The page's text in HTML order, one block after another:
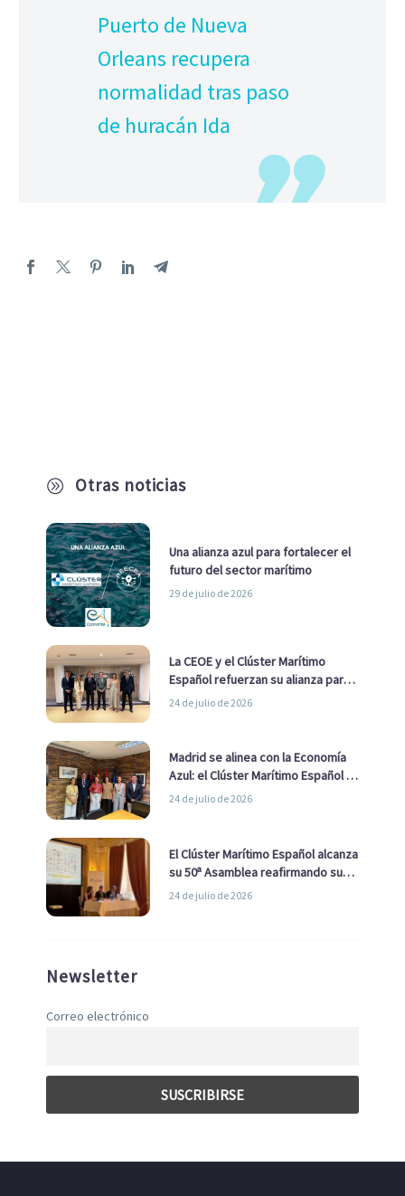
A Otras noticias
Una alianza azul para fortalecer el
futuro del sector marítimo
29 de julio de 2026
La CEOE y el Clúster Marítimo
Español refuerzan su alianza para
impulsar una estrategia Nacional
24 de julio de 2026
Madrid se alinea con la Economía
Azul: el Clúster Marítimo Español y
la Real Liga Naval avanzan alianzas
24 de julio de 2026
El Clúster Marítimo Español alcanza
su 50ª Asamblea reafirmando su
liderazgo en la Economía Azul
24 de julio de 2026
Newsletter
Correo electrónico
Puerto de Nueva
Orleans recupera
normalidad tras paso
de huracán Ida